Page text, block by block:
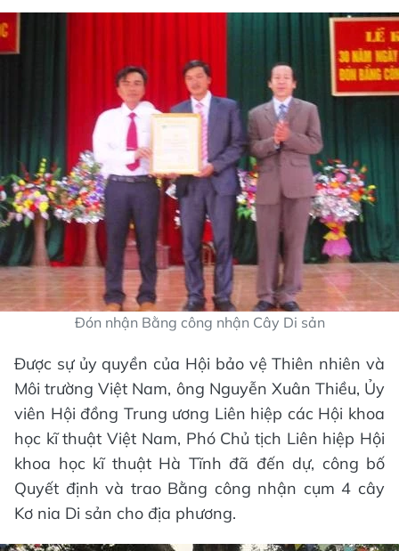
Đón nhận Bằng công nhận Cây Di sản
Được sự ủy quyền của Hội bảo vệ Thiên nhiên và
Môi trường Việt Nam, ông Nguyễn Xuân Thiều, Ủy
viên Hội đồng Trung ương Liên hiệp các Hội khoa
học kĩ thuật Việt Nam, Phó Chủ tịch Liên hiệp Hội
khoa học kĩ thuật Hà Tĩnh đã đến dự, công bố
Quyết định và trao Bằng công nhận cụm 4 cây
Kơ nia Di sản cho địa phương.